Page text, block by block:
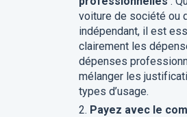
voiture de société ou
indépendant, il est
clairement les
dépenses
mélanger les
types d’usage.
Payez avec le